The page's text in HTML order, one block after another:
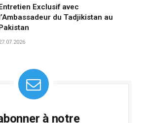
Exclusif avec
du Tadjikistan au
à notre